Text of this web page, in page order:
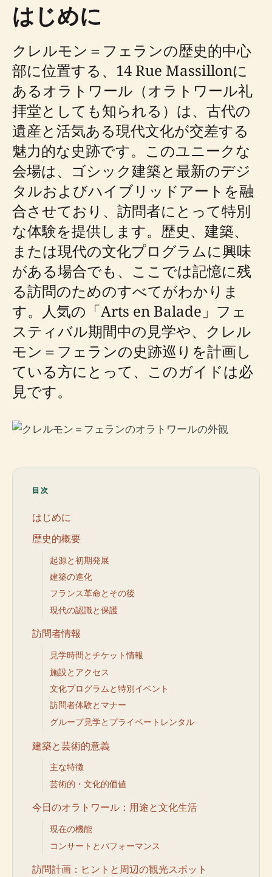
はじめに
クレルモン＝フェランの歴史的中心
部に位置する、14 Rue Massillonに
あるオラトワール（オラトワール礼
拝堂としても知られる）は、古代の
遺産と活気ある現代文化が交差する
魅力的な史跡です。このユニークな
会場は、ゴシック建築と最新のデジ
タルおよびハイブリッドアートを融
合させており、訪問者にとって特別
な体験を提供します。歴史、建築、
または現代の文化プログラムに興味
がある場合でも、ここでは記憶に残
る訪問のためのすべてがわかりま
す。人気の「Arts en Balade」フェ
スティバル期間中の見学や、クレル
モン＝フェランの史跡巡りを計画し
ている方にとって、このガイドは必
見です。
目次
はじめに
歴史的概要
起源と初期発展
建築の進化
フランス革命とその後
現代の認識と保護
訪問者情報
見学時間とチケット情報
施設とアクセス
文化プログラムと特別イベント
訪問者体験とマナー
グループ見学とプライベートレンタル
建築と芸術的意義
主な特徴
芸術的・文化的価値
今日のオラトワール：用途と文化生活
現在の機能
コンサートとパフォーマンス
訪問計画：ヒントと周辺の観光スポット